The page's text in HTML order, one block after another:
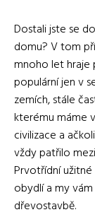
Dostali jste se
domu? V tom
mnoho let hraje
populární jen v
zemích, stále
kterému máme
civilizace a
vždy patřilo
Prvotřídní
obydlí a my
dřevostavbě.